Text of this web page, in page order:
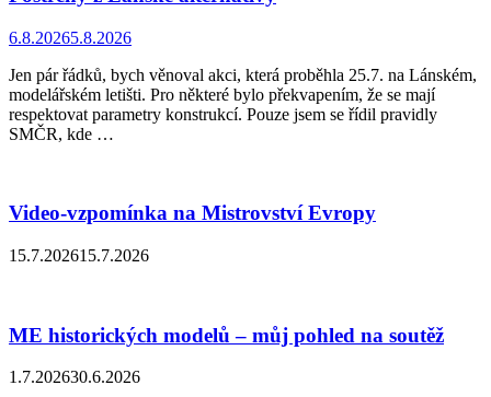
6.8.20265.8.2026
Jen pár řádků, bych věnoval akci, která proběhla 25.7. na Lánském,
modelářském letišti. Pro některé bylo překvapením, že se mají
respektovat parametry konstrukcí. Pouze jsem se řídil pravidly
SMČR, kde …
Video-vzpomínka na Mistrovství Evropy
15.7.202615.7.2026
ME historických modelů – můj pohled na soutěž
1.7.202630.6.2026